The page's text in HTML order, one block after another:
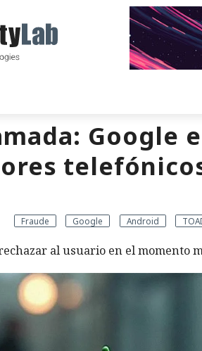
Google
Fraude Google Android
al usuario en el momento